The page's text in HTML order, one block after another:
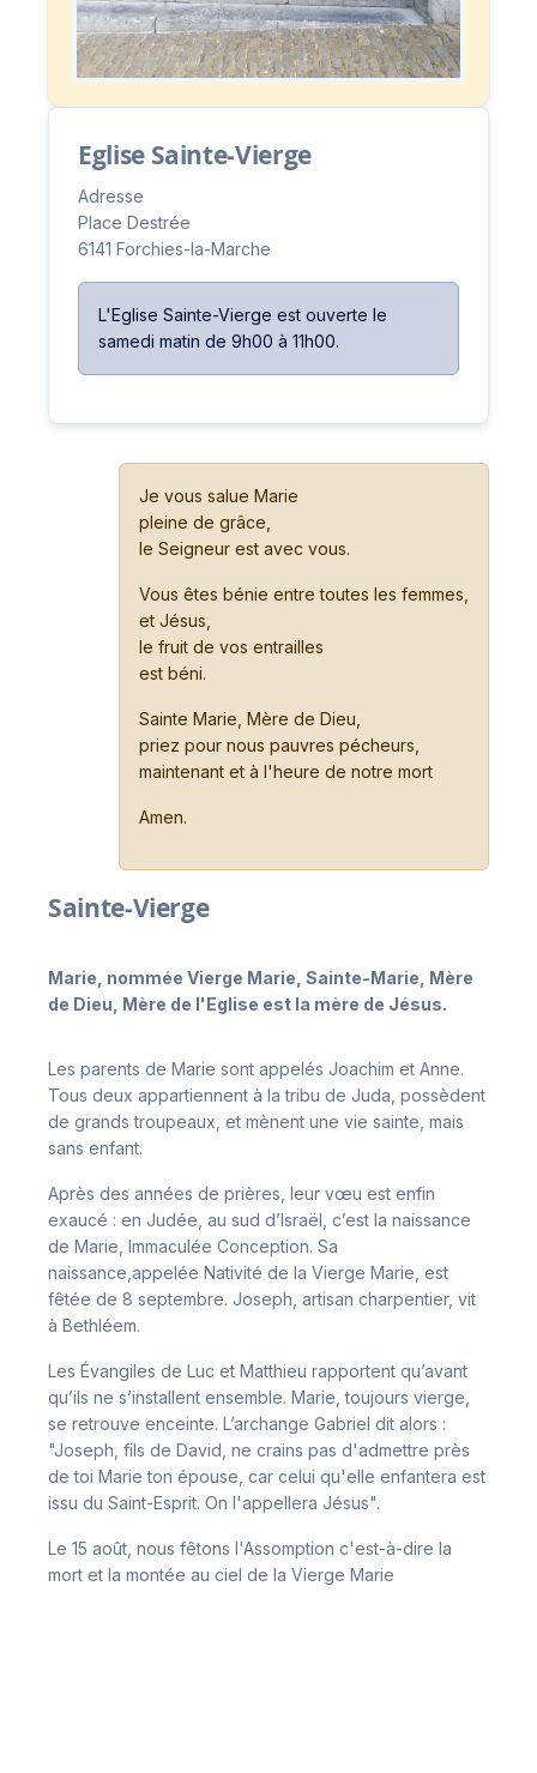
Eglise Sainte-Vierge
Adresse
Place Destrée
6141 Forchies-la-Marche
L'Eglise Sainte-Vierge est ouverte le
samedi matin de 9h00 à 11h00.
Je vous salue Marie
pleine de grâce,
le Seigneur est avec vous.
Vous êtes bénie entre toutes les femmes,
et Jésus,
le fruit de vos entrailles
est béni.
Sainte Marie, Mère de Dieu,
priez pour nous pauvres pécheurs,
maintenant et à l'heure de notre mort
Amen.
Sainte-Vierge
Marie, nommée Vierge Marie, Sainte-Marie, Mère
de Dieu, Mère de l'Eglise est la mère de Jésus.
Les parents de Marie sont appelés Joachim et Anne.
Tous deux appartiennent à la tribu de Juda, possèdent
de grands troupeaux, et mènent une vie sainte, mais
sans enfant.
Après des années de prières, leur vœu est enfin
exaucé : en Judée, au sud d’Israël, c’est la naissance
de Marie, Immaculée Conception. Sa
naissance,appelée Nativité de la Vierge Marie, est
fêtée de 8 septembre. Joseph, artisan charpentier, vit
à Bethléem.
Les Évangiles de Luc et Matthieu rapportent qu’avant
qu’ils ne s’installent ensemble. Marie, toujours vierge,
se retrouve enceinte. L’archange Gabriel dit alors :
"Joseph, fils de David, ne crains pas d'admettre près
de toi Marie ton épouse, car celui qu'elle enfantera est
issu du Saint-Esprit. On l'appellera Jésus".
Le 15 août, nous fêtons l'Assomption c'est-à-dire la
mort et la montée au ciel de la Vierge Marie